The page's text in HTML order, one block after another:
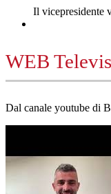
Il vicepresidente
WEB
Dal canale youtube di